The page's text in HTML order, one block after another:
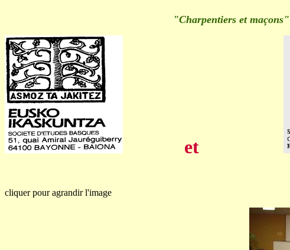
"Charpentiers et maçons"
et
cliquer pour agrandir l'image